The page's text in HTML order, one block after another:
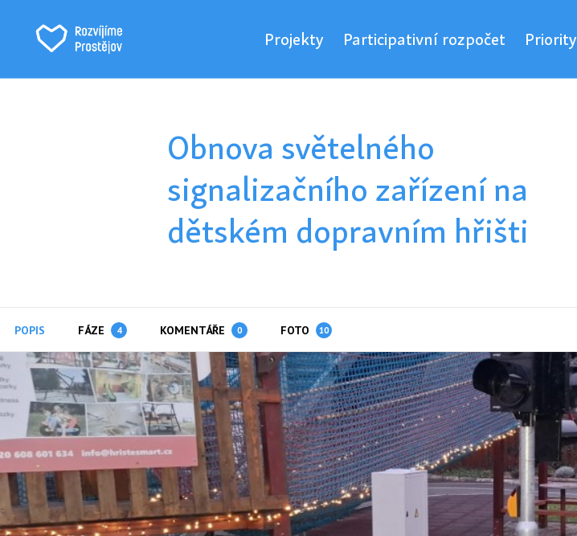
Projekty Participativní rozpočet Priority
Obnova světelného
signalizačního zařízení na
dětském dopravním hřišti
POPIS FÁZE 4 KOMENTÁŘE 0 FOTO 10